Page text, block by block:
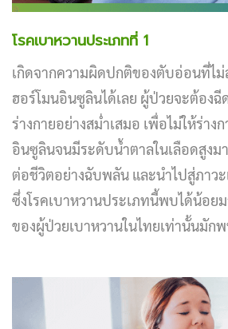
โรคเบาหวานประเภทที่ 1
เกิดจากความผิดปกติของตับอ่อนที่ไม่
ฮอร์โมนอินซูลินได้เลย ผู้ป่วยจะต้องฉี
ร่างกายอย่างสม่ำเสมอ เพื่อไม่ให้ร่าง
อินซูลินจนมีระดับน้ำตาลในเลือดสูงม
ต่อชีวิตอย่างฉับพลัน และนำไปสู่ภาวะ
ซึ่งโรคเบาหวานประเภทนี้พบได้น้อย
ของผู้ป่วยเบาหวานในไทยเท่านั้นมัก